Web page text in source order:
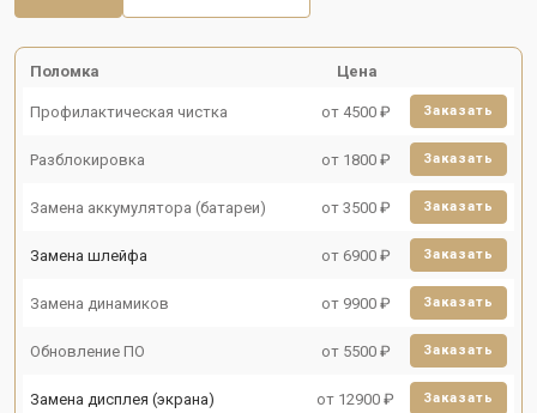
Поломка Цена
Профилактическая чистка от 4500 ₽ Заказать
Разблокировка от 1800 ₽ Заказать
Замена аккумулятора (батареи) от 3500 ₽ Заказать
Замена шлейфа от 6900 ₽ Заказать
Замена динамиков от 9900 ₽ Заказать
Обновление ПО от 5500 ₽ Заказать
Замена дисплея (экрана) от 12900 ₽ Заказать